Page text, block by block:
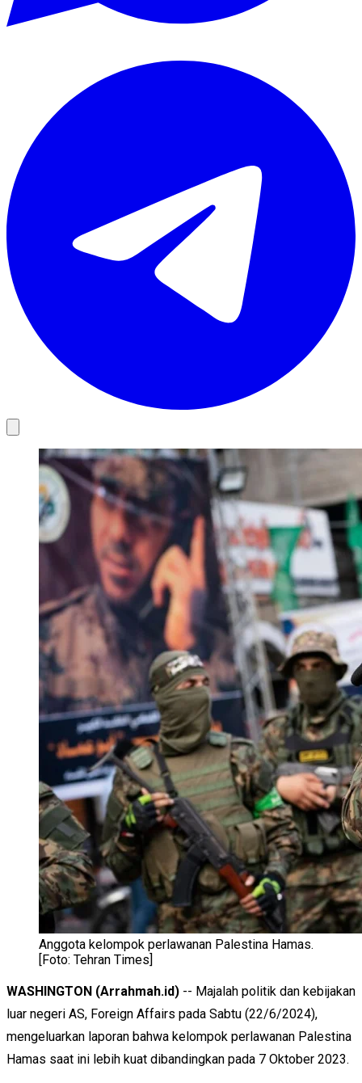
Anggota kelompok perlawanan Palestina Hamas.
[Foto: Tehran Times]
WASHINGTON (Arrahmah.id) -- Majalah politik dan kebijakan
luar negeri AS, Foreign Affairs pada Sabtu (22/6/2024),
mengeluarkan laporan bahwa kelompok perlawanan Palestina
Hamas saat ini lebih kuat dibandingkan pada 7 Oktober 2023.